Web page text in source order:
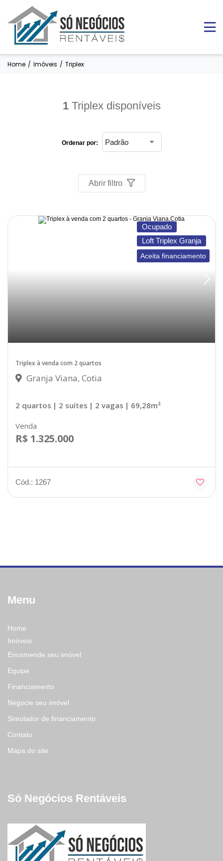
Home / Imóveis / Triplex
1Triplex disponíveis
Ordenar por:
Abrir filtro
Ocupado
Loft Triplex Granja
Aceita financiamento
Triplex à venda com 2 quartos
Granja Viana, Cotia
2 quartos | 2 suítes | 2 vagas | 69,28m²
Venda
R$ 1.325.000
Cód.: 1267
Menu
Home
Imóveis
Encomende seu imóvel
Equipe
Financiamento
Negocie seu imóvel
Simulador de financiamento
Contato
Mapa do site
Só Negócios Rentáveis